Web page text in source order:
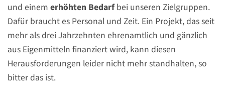
und einem erhöhten Bedarfbei unseren Zielgruppen.
Dafür braucht es Personal und Zeit. Ein Projekt, das seit
mehr als drei Jahrzehnten ehrenamtlich und gänzlich
aus Eigenmitteln finanziert wird, kann diesen
Herausforderungen leider nicht mehr standhalten, so
bitter das ist.